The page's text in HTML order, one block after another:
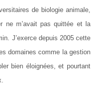
de biologie animale,
ne m’avait pas quittée et la
J’exerce depuis 2005 cette
domaines comme la gestion
bien éloignées, et pourtant